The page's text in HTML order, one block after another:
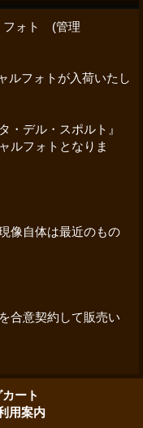
ォト (管理
ルフォトが入荷いたし
・デル・スポルト』
ルフォトとなりま
像自体は最近のもの
合意契約して販売い
ート
用案内